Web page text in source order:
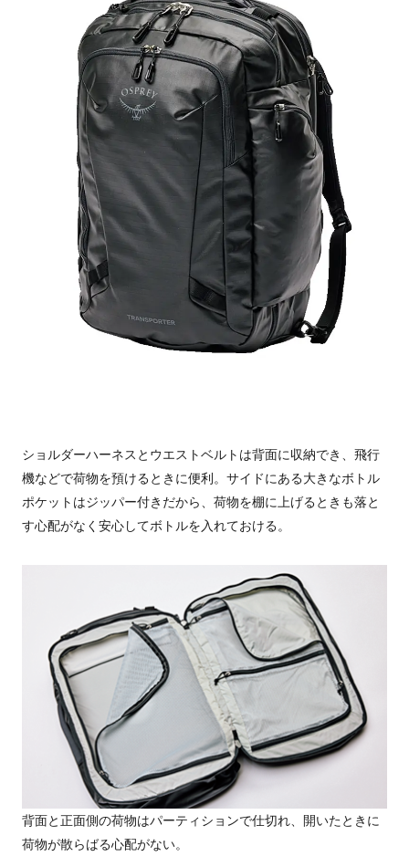
ショルダーハーネスとウエストベルトは背面に収納でき、飛行
機などで荷物を預けるときに便利。サイドにある大きなボトル
ポケットはジッパー付きだから、荷物を棚に上げるときも落と
す心配がなく安心してボトルを入れておける。
背面と正面側の荷物はパーティションで仕切れ、開いたときに
荷物が散らばる心配がない。